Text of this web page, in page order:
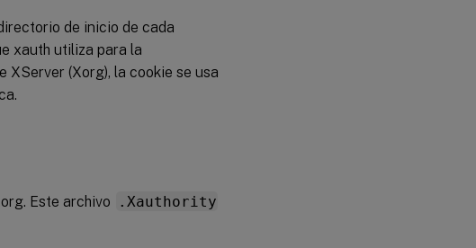
de inicio de cada
xauth utiliza para la
XServer (Xorg), la cookie se usa
Este archivo
.Xauthority